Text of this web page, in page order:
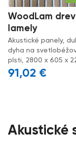
WoodLam
lamely
Akustické panely,
dyha na
plsti, 2800 x 605 x
91,02 €
Akustické